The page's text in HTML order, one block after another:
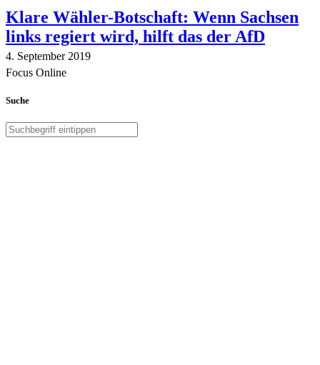
Klare Wähler-Botschaft: Wenn Sachsen
links regiert wird, hilft das der AfD
4. September 2019
Focus Online
Suche